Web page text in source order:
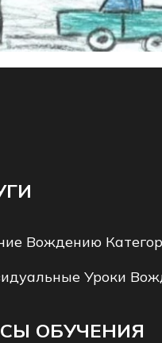
Вождению
Уроки
ОБУЧЕНИЯ